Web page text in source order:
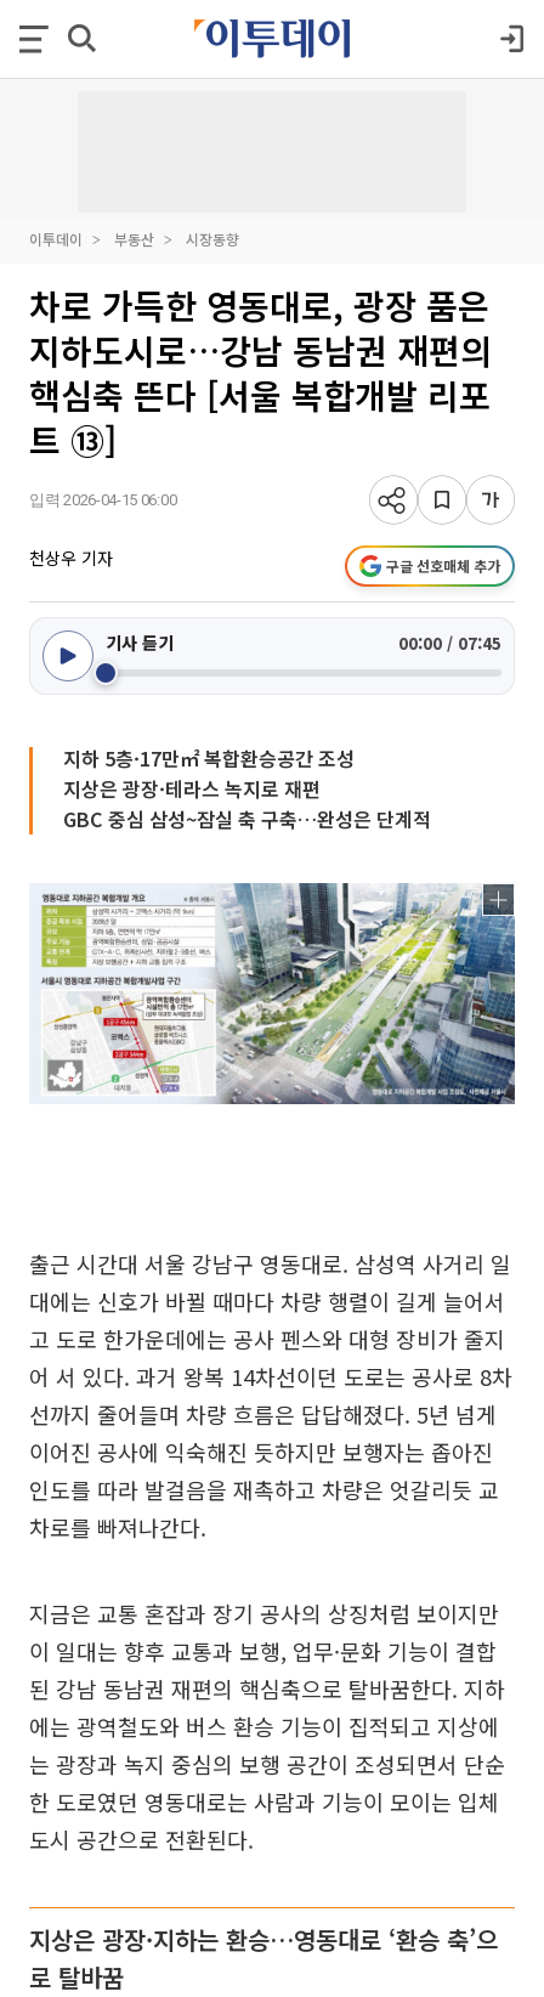
이투데이 부동산 시장동향
차로 가득한 영동대로, 광장 품은
지하도시로…강남 동남권 재편의
핵심축 뜬다 [서울 복합개발 리포
트 ⑬]
입력 2026-04-15 06:00
천상우 기자 구글 선호매체 추가
기사 듣기 00:00 / 07:45
지하 5층·17만㎡ 복합환승공간 조성
지상은 광장·테라스 녹지로 재편
GBC 중심 삼성~잠실 축 구축…완성은 단계적
출근 시간대 서울 강남구 영동대로. 삼성역 사거리 일
대에는 신호가 바뀔 때마다 차량 행렬이 길게 늘어서
고 도로 한가운데에는 공사 펜스와 대형 장비가 줄지
어 서 있다. 과거 왕복 14차선이던 도로는 공사로 8차
선까지 줄어들며 차량 흐름은 답답해졌다. 5년 넘게
이어진 공사에 익숙해진 듯하지만 보행자는 좁아진
인도를 따라 발걸음을 재촉하고 차량은 엇갈리듯 교
차로를 빠져나간다.
지금은 교통 혼잡과 장기 공사의 상징처럼 보이지만
이 일대는 향후 교통과 보행, 업무·문화 기능이 결합
된 강남 동남권 재편의 핵심축으로 탈바꿈한다. 지하
에는 광역철도와 버스 환승 기능이 집적되고 지상에
는 광장과 녹지 중심의 보행 공간이 조성되면서 단순
한 도로였던 영동대로는 사람과 기능이 모이는 입체
도시 공간으로 전환된다.
지상은 광장·지하는 환승…영동대로 ‘환승 축’으
로 탈바꿈